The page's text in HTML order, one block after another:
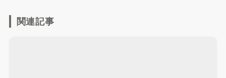
関連記事